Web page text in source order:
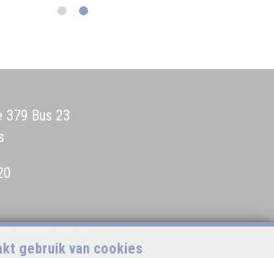
gebruik van cookies
379 Bus 23